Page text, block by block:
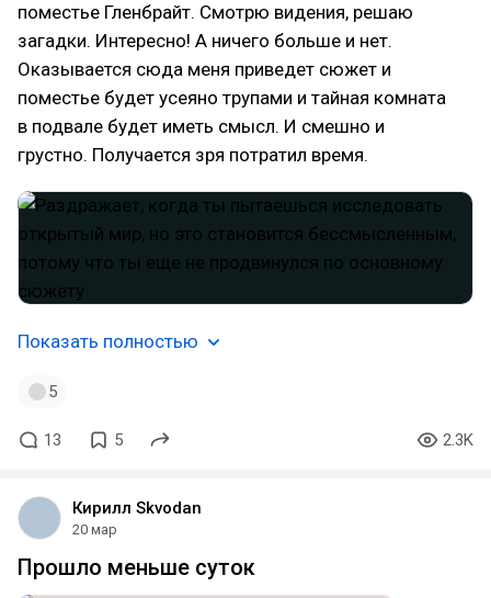
поместье Гленбрайт. Смотрю видения, решаю
загадки. Интересно! А ничего больше и нет.
Оказывается сюда меня приведет сюжет и
поместье будет усеяно трупами и тайная комната
в подвале будет иметь смысл. И смешно и
грустно. Получается зря потратил время.
Показать полностью
5
13 5 2.3K
Кирилл Skvodan
20 мар
Прошло меньше суток